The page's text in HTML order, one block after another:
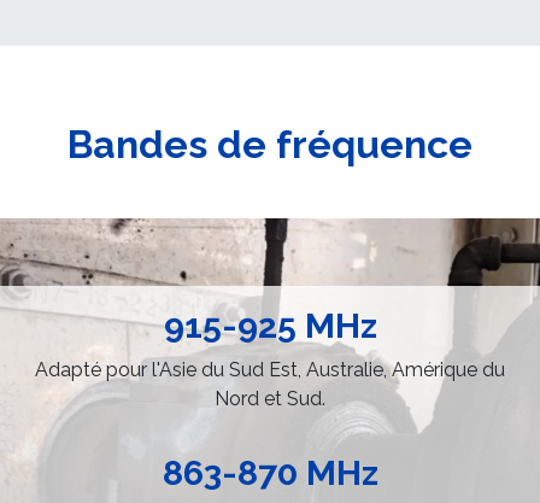
Bandes de fréquence
915-925 MHz
Adapté pour l'Asie du Sud Est, Australie, Amérique du
Nord et Sud.
863-870 MHz